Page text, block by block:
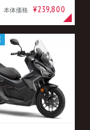
本体価格 ¥239,800